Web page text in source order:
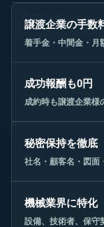
譲渡企業の手数
着手金・中間金・月
成功報酬も0円
成約時も譲渡企業様
秘密保持を徹底
社名・顧客名・図面
機械業界に特化
設備、技術者、保守